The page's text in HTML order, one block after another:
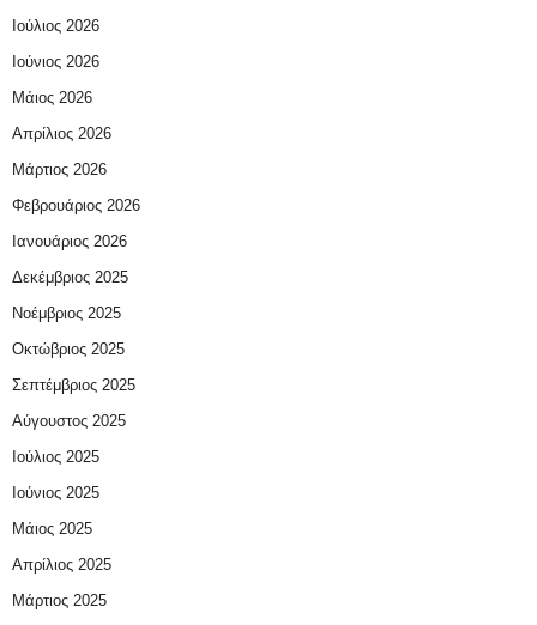
Ιούλιος 2026
Ιούνιος 2026
Μάιος 2026
Απρίλιος 2026
Μάρτιος 2026
Φεβρουάριος 2026
Ιανουάριος 2026
Δεκέμβριος 2025
Νοέμβριος 2025
Οκτώβριος 2025
Σεπτέμβριος 2025
Αύγουστος 2025
Ιούλιος 2025
Ιούνιος 2025
Μάιος 2025
Απρίλιος 2025
Μάρτιος 2025